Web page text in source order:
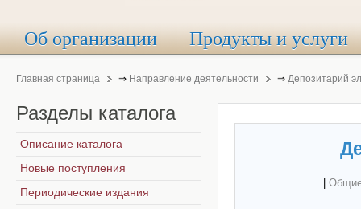
Об организации Продукты и услуги
Главная страница ⇒ Направление деятельности ⇒ Депозитарий
Разделы каталога
Описание каталога
Новые поступления
Периодические издания